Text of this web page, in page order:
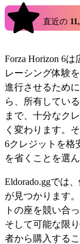
直近の
Forza Horizon 6
レーシング体験
進行させるため
ら、所有してい
まで、十分なク
く変わります。
6クレジットを格
を省くことを選ん
Eldorado.ggでは
が見つかります
トの座を競い合
そして可能な限
者から購入する